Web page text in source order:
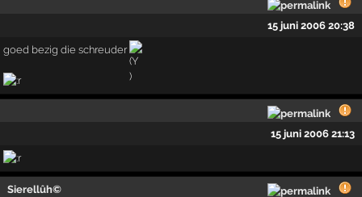
15 juni 2006 20:38
goed bezig die schreuder
15 juni 2006 21:13
Sierellûh©